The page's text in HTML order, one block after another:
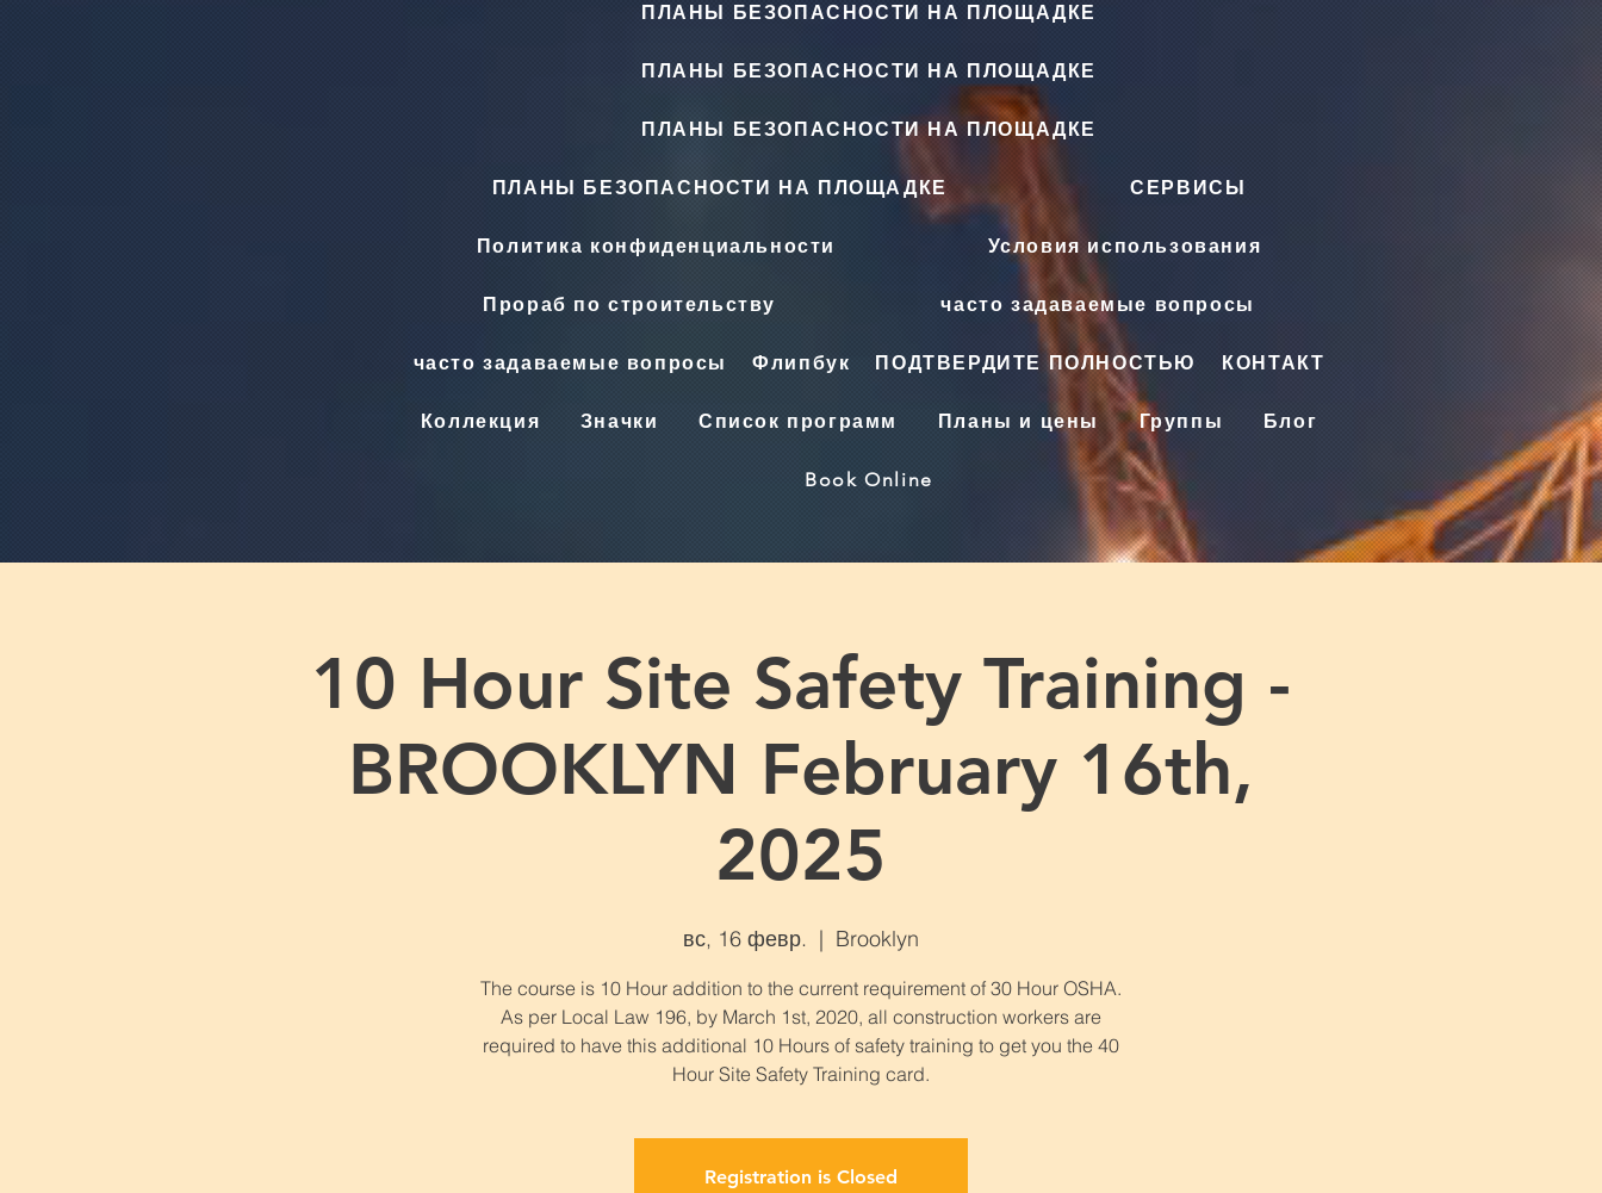
ПЛАНЫ БЕЗОПАСНОСТИ НА ПЛОЩАДКЕ
ПЛАНЫ БЕЗОПАСНОСТИ НА ПЛОЩАДКЕ
ПЛАНЫ БЕЗОПАСНОСТИ НА ПЛОЩАДКЕ
ПЛАНЫ БЕЗОПАСНОСТИ НА ПЛОЩАДКЕ СЕРВИСЫ
Политика конфиденциальности Условия использования
Прораб по строительству часто задаваемые вопросы
часто задаваемые вопросы Флипбук ПОДТВЕРДИТЕ ПОЛНОСТЬЮ КОНТАКТ
Коллекция Значки Список программ Планы и цены Группы Блог
Book Online
10 Hour Site Safety Training -
BROOKLYN February 16th,
2025
вс, 16 февр.
  |
Brooklyn
The course is 10 Hour addition to the current requirement of 30 Hour OSHA.
As per Local Law 196, by March 1st, 2020, all construction workers are
required to have this additional 10 Hours of safety training to get you the 40
Hour Site Safety Training card.
Registration is Closed